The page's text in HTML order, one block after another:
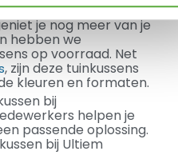
comfortabel kussen.
je nog meer van je
hebben we
op voorraad. Net
, zijn deze tuinkussens
kleuren en formaten.
bij
helpen je
passende oplossing.
bij Ultiem